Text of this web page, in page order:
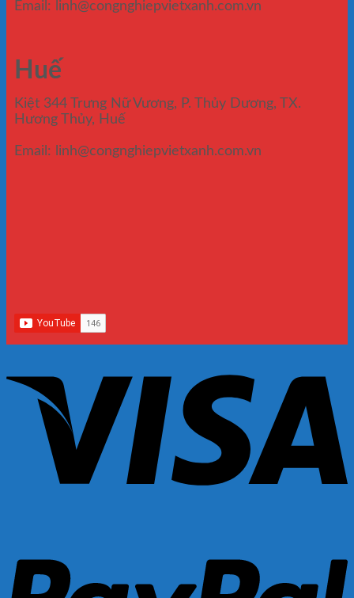
Email: linh@congnghiepvietxanh.com.vn
Huế
Kiệt 344 Trưng Nữ Vương, P. Thủy Dương, TX.
Hương Thủy, Huế
Email: linh@congnghiepvietxanh.com.vn